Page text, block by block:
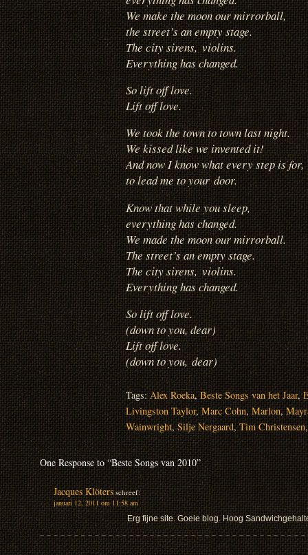
We make the moon our mirrorball,
the street’s an empty stage.
The city sirens,violins.
Everything has changed.
So lift off love.
Lift off love.
We took the town to town last night.
We kissed like we invented it!
And now I know what every step is for,
to lead me to your door.
Know that while you sleep,
everything has changed.
We made the moon our mirrorball.
The street’s an empty stage.
The city sirens,violins.
Everything has changed.
So lift off love.
(down to you, dear)
Lift off love.
(down to you, dear)
Tags:Alex Roeka,Beste Songs van het Jaar,
Livingston Taylor,Marc Cohn,Marlon,
Wainwright,Silje Nergaard,Tim Christensen
One Response to “Beste Songs van 2010”
Jacques Klöters schreef:
januari 12, 2011 om 11:58 am
Erg fijne site. Goeie blog. Hoog